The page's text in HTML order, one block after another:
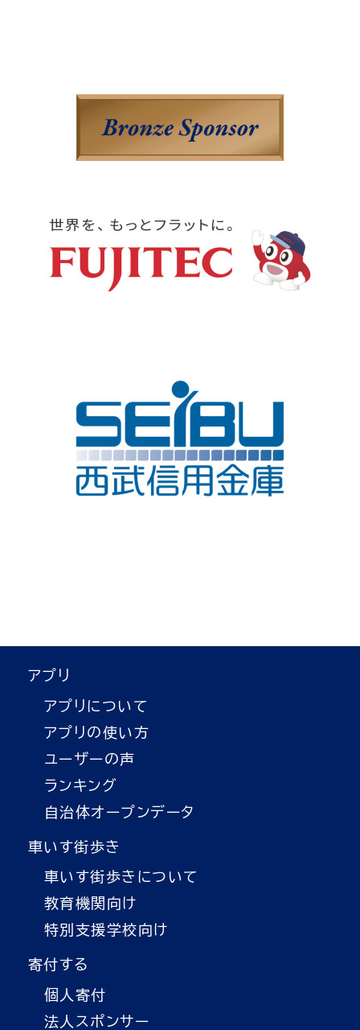
アプリ
アプリについて
アプリの使い方
ユーザーの声
ランキング
自治体オープンデータ
車いす街歩き
車いす街歩きについて
教育機関向け
特別支援学校向け
寄付する
個人寄付
法人スポンサー